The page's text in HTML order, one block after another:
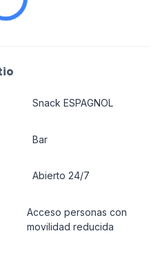
Snack ESPAGNOL
Bar
Abierto 24/7
Acceso personas con
movilidad reducida